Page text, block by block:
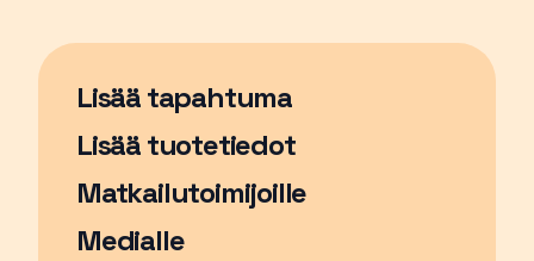
Lisää tapahtuma
Sivu avautuu uudessa ikkunassa
Lisää tuotetiedot
Matkailutoimijoille
Medialle